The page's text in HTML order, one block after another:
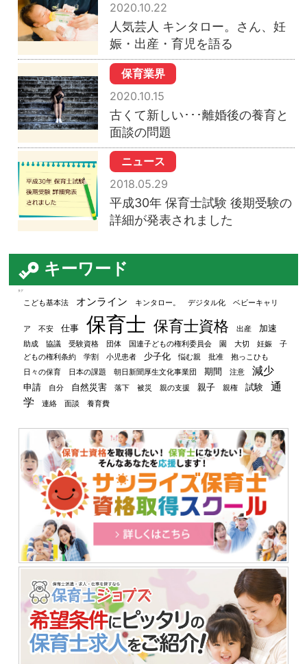
2020.10.22
人気芸人 キンタロー。さん、妊
娠・出産・育児を語る
保育業界
2020.10.15
古くて新しい･･･離婚後の養育と
面談の問題
ニュース
2018.05.29
平成30年 保育士試験 後期受験の
詳細が発表されました
キーワード
タグ
こども基本法 オンライン キンタロー。 デジタル化 ベビーキャリ
ア 不安 仕事 保育士 保育士資格 出産 加速
助成 協議 受験資格 団体 国連子どもの権利委員会 園 大切 妊娠
子
どもの権利条約
学割 小児患者 少子化 悩む親 批准
抱っこひも
日々の保育
日本の課題 朝日新聞厚生文化事業団 期間 注意 減少
申請 自分 自然災害 落下 被災 親の支援 親子 親権 試験
通
学
連絡 面談 養育費